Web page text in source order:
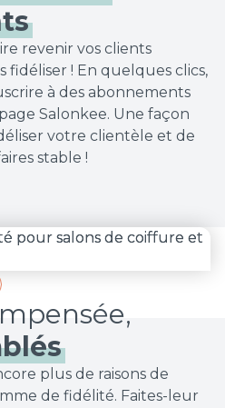
revenir vos clients
! En quelques clics,
à des abonnements
Salonkee. Une façon
votre clientèle et de
stable !
plus de raisons de
de fidélité. Faites-leur